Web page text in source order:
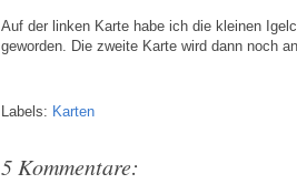
Auf der linken Karte habe ich die kleinen
geworden. Die zweite Karte wird dann noch
Labels: Karten
5 Kommentare: